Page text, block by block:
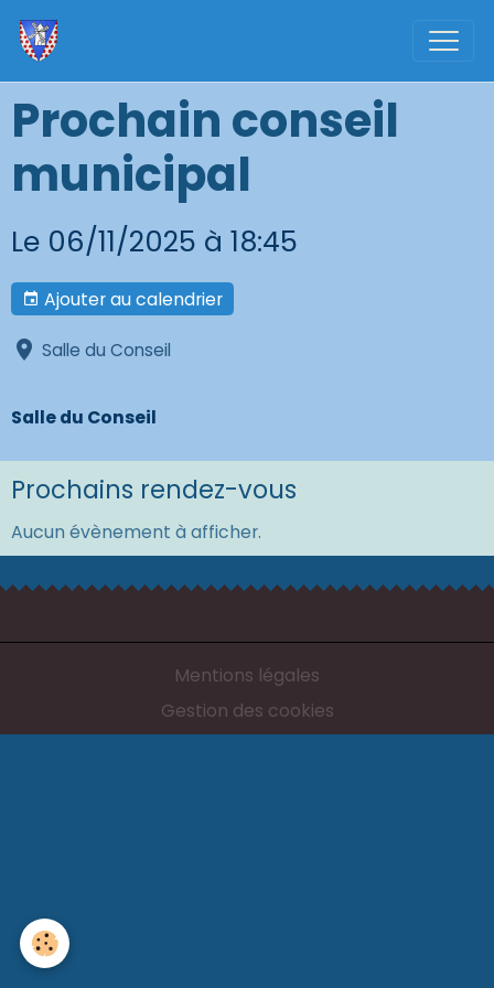
Prochain conseil
municipal
Le 06/11/2025 à 18:45
Ajouter au calendrier
Salle du Conseil
Salle du Conseil
Prochains rendez-vous
Aucun évènement à afficher.
Mentions légales
Gestion des cookies